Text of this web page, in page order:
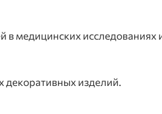
в медицинских исследованиях
декоративных изделий.